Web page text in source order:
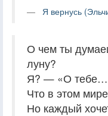
Я вернусь
О чем ты
луну?
Я? — «О тебе…
Что в этом
Но каждый